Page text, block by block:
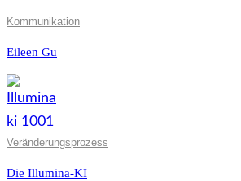
Kommunikation
Eileen Gu
Veränderungsprozess
Die Illumina-KI